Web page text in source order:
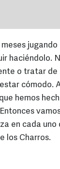
jugando
haciéndolo.
o tratar de
cómodo.
hemos
en cada uno
los Charros.